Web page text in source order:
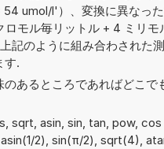
umol/l'）、変換に異なっ
ロモル毎リットル + 4 ミリ
記のように組み合わされた
す.
あるところであればどこ
sqrt, asin, sin, tan, pow,
2), sin(π/2), sqrt(4),